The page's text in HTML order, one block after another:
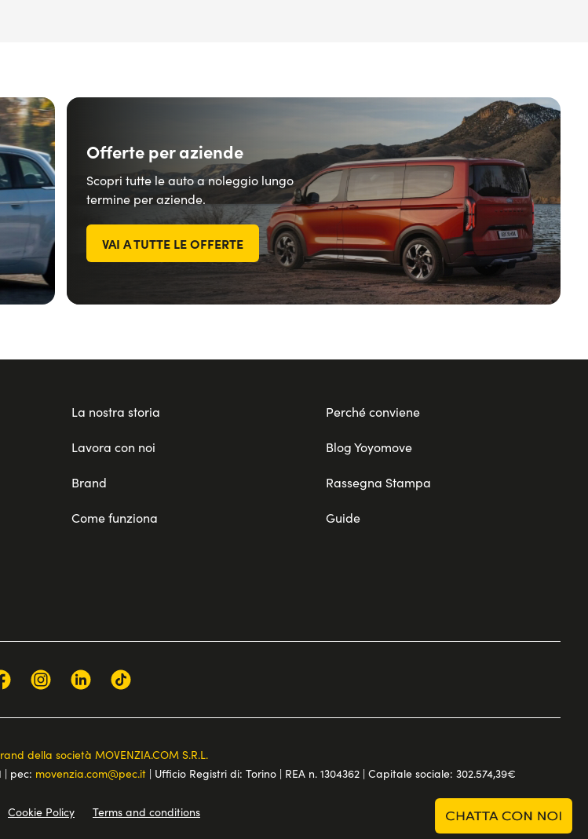
Offerte per aziende
Scopri tutte le auto a noleggio lungo
termine per aziende.
VAI A TUTTE LE OFFERTE
La nostra storia
Lavora con noi
Brand
Come funziona
Perché conviene
Blog Yoyomove
Rassegna Stampa
Guide
della società MOVENZIA.COM S.R.L.
| pec: movenzia.com@pec.it| Ufficio Registri di: Torino | REA n. 1304362 | Capitale sociale: 302.574,39€
Cookie Policy Terms and conditions